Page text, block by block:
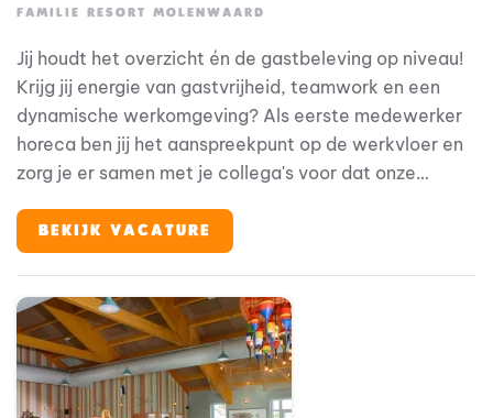
FAMILIE RESORT MOLENWAARD
Jij houdt het overzicht én de gastbeleving op niveau!
Krijg jij energie van gastvrijheid, teamwork en een
dynamische werkomgeving? Als eerste medewerker
horeca ben jij het aanspreekpunt op de werkvloer en
zorg je er samen met je collega's voor dat onze
werkt actief mee in de operatie, houdt overzicht
tijdens drukke momenten en zorgt ervoor dat zowel
enthousiasme en gastvrije instelling draag je iedere
dag bij aan de hoge waardering die ons resort van
gasten ontvangt.
BEKIJK VACATURE